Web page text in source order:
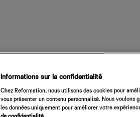
Informations sur la confidentialité
Chez Reformation, nous utilisons des cookies pour
vous présenter un contenu personnalisé. Nous
les données uniquement pour améliorer votre